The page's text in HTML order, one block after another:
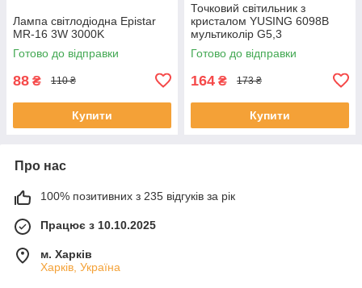
Лампа світлодіодна Epistar
MR-16 3W 3000K
Готово до відправки
88 ₴ 110 ₴
Купити
Точковий світильник з
кристалом YUSING 6098B
мультиколір G5,3
Готово до відправки
164 ₴ 173 ₴
Купити
Про нас
100% позитивних з 235 відгуків за рік
Працює з 10.10.2025
м. Харків
Харків, Україна